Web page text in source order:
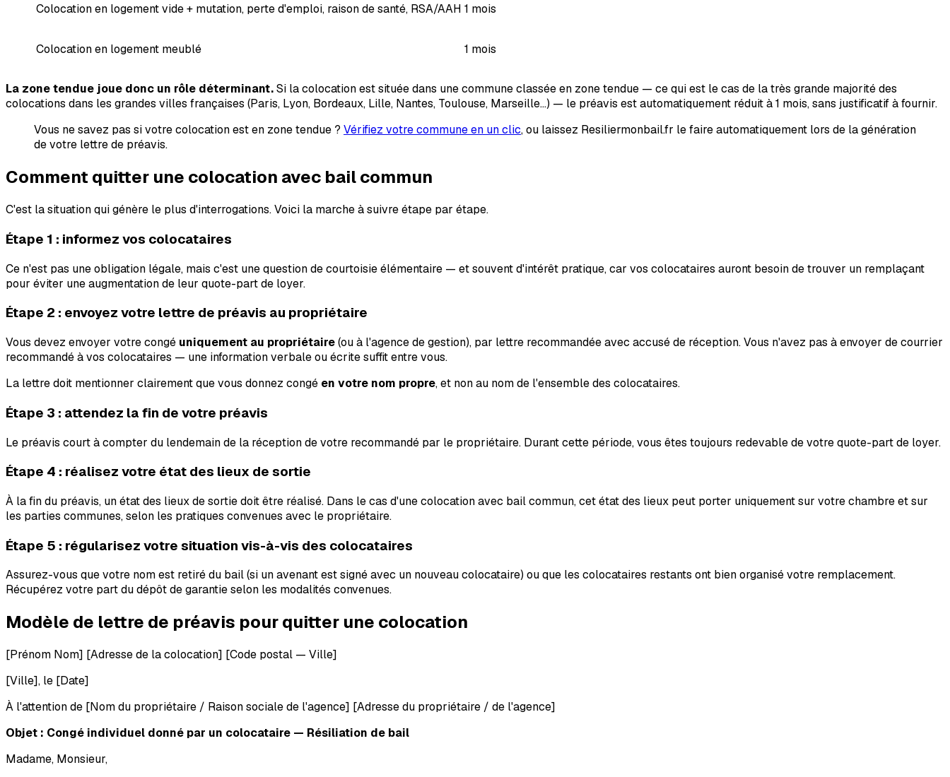
Colocation en logement vide + mutation, perte d'emploi, raison de santé, RSA/AAH 1 mois
Colocation en logement meublé 1 mois
La zone tendue joue donc un rôle déterminant.Si la colocation est située dans une commune classée en zone tendue — ce qui est le cas de la très grande majorité des
colocations dans les grandes villes françaises (Paris, Lyon, Bordeaux, Lille, Nantes, Toulouse, Marseille…) — le préavis est automatiquement réduit à 1 mois, sans justificatif à fournir.
Vous ne savez pas si votre colocation est en zone tendue ? Vérifiez votre commune en un clic, ou laissez Resiliermonbail.fr le faire automatiquement lors de la génération
de votre lettre de préavis.
Comment quitter une colocation avec bail commun
C'est la situation qui génère le plus d'interrogations. Voici la marche à suivre étape par étape.
Étape 1 : informez vos colocataires
Ce n'est pas une obligation légale, mais c'est une question de courtoisie élémentaire — et souvent d'intérêt pratique, car vos colocataires auront besoin de trouver un remplaçant
pour éviter une augmentation de leur quote-part de loyer.
Étape 2 : envoyez votre lettre de préavis au propriétaire
Vous devez envoyer votre congé uniquement au propriétaire(ou à l'agence de gestion), par lettre recommandée avec accusé de réception. Vous n'avez pas à envoyer de courrier
recommandé à vos colocataires — une information verbale ou écrite suffit entre vous.
La lettre doit mentionner clairement que vous donnez congé en votre nom propre, et non au nom de l'ensemble des colocataires.
Étape 3 : attendez la fin de votre préavis
Le préavis court à compter du lendemain de la réception de votre recommandé par le propriétaire. Durant cette période, vous êtes toujours redevable de votre quote-part de loyer.
Étape 4 : réalisez votre état des lieux de sortie
À la fin du préavis, un état des lieux de sortie doit être réalisé. Dans le cas d'une colocation avec bail commun, cet état des lieux peut porter uniquement sur votre chambre et sur
les parties communes, selon les pratiques convenues avec le propriétaire.
Étape 5 : régularisez votre situation vis-à-vis des colocataires
Assurez-vous que votre nom est retiré du bail (si un avenant est signé avec un nouveau colocataire) ou que les colocataires restants ont bien organisé votre remplacement.
Récupérez votre part du dépôt de garantie selon les modalités convenues.
Modèle de lettre de préavis pour quitter une colocation
[Prénom Nom] [Adresse de la colocation] [Code postal — Ville]
[Ville], le [Date]
À l'attention de [Nom du propriétaire / Raison sociale de l'agence] [Adresse du propriétaire / de l'agence]
Objet : Congé individuel donné par un colocataire — Résiliation de bail
Madame, Monsieur,